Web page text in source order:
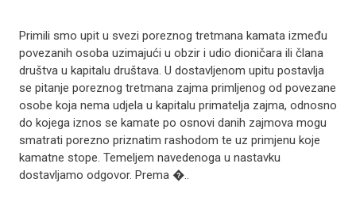
Primili smo upit u svezi poreznog tretmana kamata između
povezanih osoba uzimajući u obzir i udio dioničara ili člana
društva u kapitalu društava. U dostavljenom upitu postavlja
se pitanje poreznog tretmana zajma primljenog od povezane
osobe koja nema udjela u kapitalu primatelja zajma, odnosno
do kojega iznos se kamate po osnovi danih zajmova mogu
smatrati porezno priznatim rashodom te uz primjenu koje
kamatne stope. Temeljem navedenoga u nastavku
dostavljamo odgovor. Prema �..